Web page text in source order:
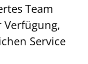
Team
Service